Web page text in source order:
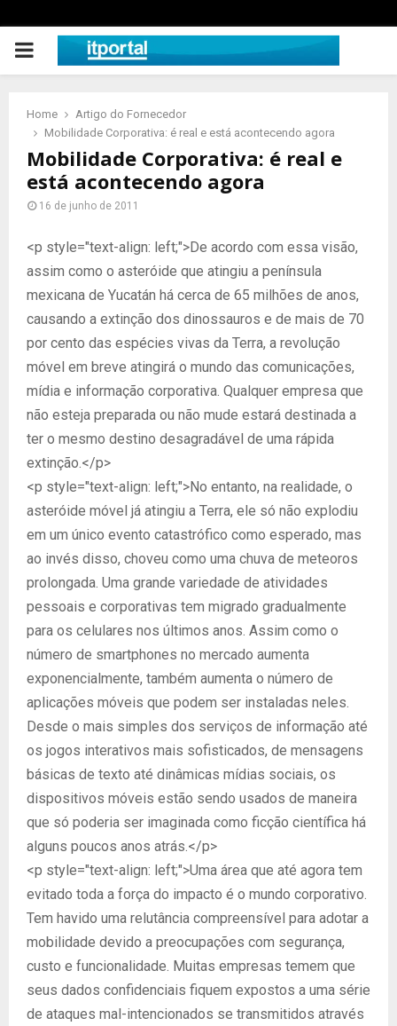
PRIMARY
Home
Artigo do Fornecedor
Mobilidade Corporativa: é real e está acontecendo agora
Mobilidade Corporativa: é real e
está acontecendo agora
16 de junho de 2011
<p style="text-align: left;">De acordo com essa visão,
assim como o asteróide que atingiu a península
mexicana de Yucatán há cerca de 65 milhões de anos,
causando a extinção dos dinossauros e de mais de 70
por cento das espécies vivas da Terra, a revolução
móvel em breve atingirá o mundo das comunicações,
mídia e informação corporativa. Qualquer empresa que
não esteja preparada ou não mude estará destinada a
ter o mesmo destino desagradável de uma rápida
extinção.</p>
<p style="text-align: left;">No entanto, na realidade, o
asteróide móvel já atingiu a Terra, ele só não explodiu
em um único evento catastrófico como esperado, mas
ao invés disso, choveu como uma chuva de meteoros
prolongada. Uma grande variedade de atividades
pessoais e corporativas tem migrado gradualmente
para os celulares nos últimos anos. Assim como o
número de smartphones no mercado aumenta
exponencialmente, também aumenta o número de
aplicações móveis que podem ser instaladas neles.
Desde o mais simples dos serviços de informação até
os jogos interativos mais sofisticados, de mensagens
básicas de texto até dinâmicas mídias sociais, os
dispositivos móveis estão sendo usados de maneira
que só poderia ser imaginada como ficção científica há
alguns poucos anos atrás.</p>
<p style="text-align: left;">Uma área que até agora tem
evitado toda a força do impacto é o mundo corporativo.
Tem havido uma relutância compreensível para adotar a
mobilidade devido a preocupações com segurança,
custo e funcionalidade. Muitas empresas temem que
seus dados confidenciais fiquem expostos a uma série
de ataques mal-intencionados se transmitidos através